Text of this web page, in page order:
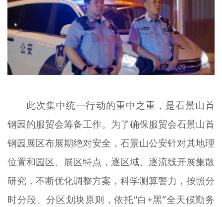
此次集中统一行动的重中之重，是石景山首
钢园的服贸会筹备工作。为了确保服贸会石景山首
钢园展区布展期绝对安全，石景山公安针对其地理
位置和园区、展区特点，逐区域、逐流线开展集散
研究，不断优化调整方案，科学测算警力，按照分
时分段、分区划块原则，依托“白+黑”全天候勤务